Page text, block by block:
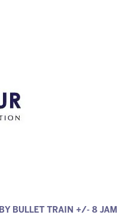
BY BULLET TRAIN +/- 8 JAM